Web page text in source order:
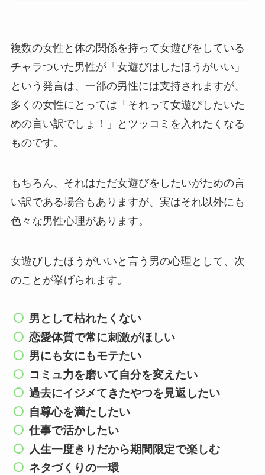
複数の女性と体の関係を持って女遊びをしている
チャラついた男性が「女遊びはしたほうがいい」
という発言は、一部の男性には支持されますが、
多くの女性にとっては「それって女遊びしたいた
めの言い訳でしょ！」とツッコミを入れたくなる
ものです。
もちろん、それはただ女遊びをしたいがための言
い訳である場合もありますが、実はそれ以外にも
色々な男性心理があります。
女遊びしたほうがいいと言う男の心理として、次
のことが挙げられます。
男として枯れたくない
恋愛体質で常に刺激がほしい
男にも女にもモテたい
コミュ力を磨いて自分を変えたい
過去にイジメてきたやつを見返したい
自尊心を満たしたい
仕事で活かしたい
人生一度きりだから期間限定で楽しむ
ネタづくりの一環